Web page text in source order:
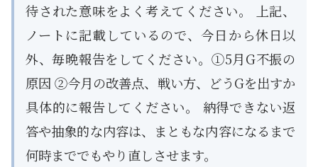
待された意味をよく考えてください。 上記、
ノートに記載しているので、今日から休日以
外、毎晩報告をしてください。①5月G不振の
原因 ②今月の改善点、戦い方、どうGを出すか
具体的に報告してください。 納得できない返
答や抽象的な内容は、まともな内容になるまで
何時まででもやり直しさせます。